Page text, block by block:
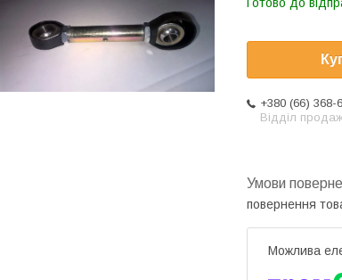
+380 (66) 368-
Відділ
повернення